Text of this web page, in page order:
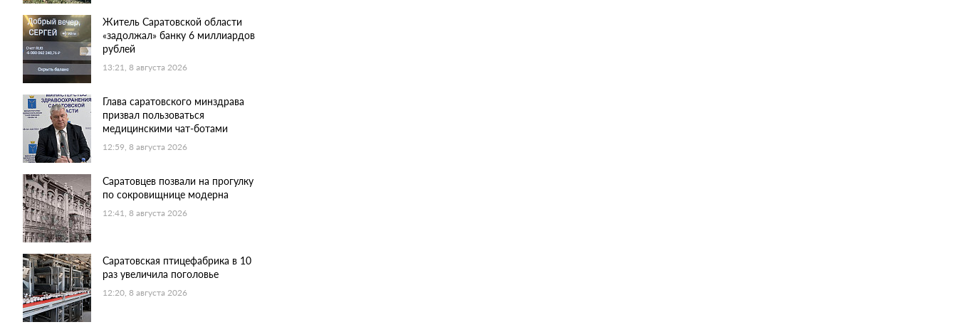
Житель Саратовской области
«задолжал» банку 6 миллиардов
рублей
13:21, 8 августа 2026
Глава саратовского минздрава
призвал пользоваться
медицинскими чат-ботами
12:59, 8 августа 2026
Саратовцев позвали на прогулку
по сокровищнице модерна
12:41, 8 августа 2026
Саратовская птицефабрика в 10
раз увеличила поголовье
12:20, 8 августа 2026